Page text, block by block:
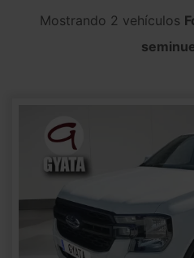
Mostrando 2 vehículos